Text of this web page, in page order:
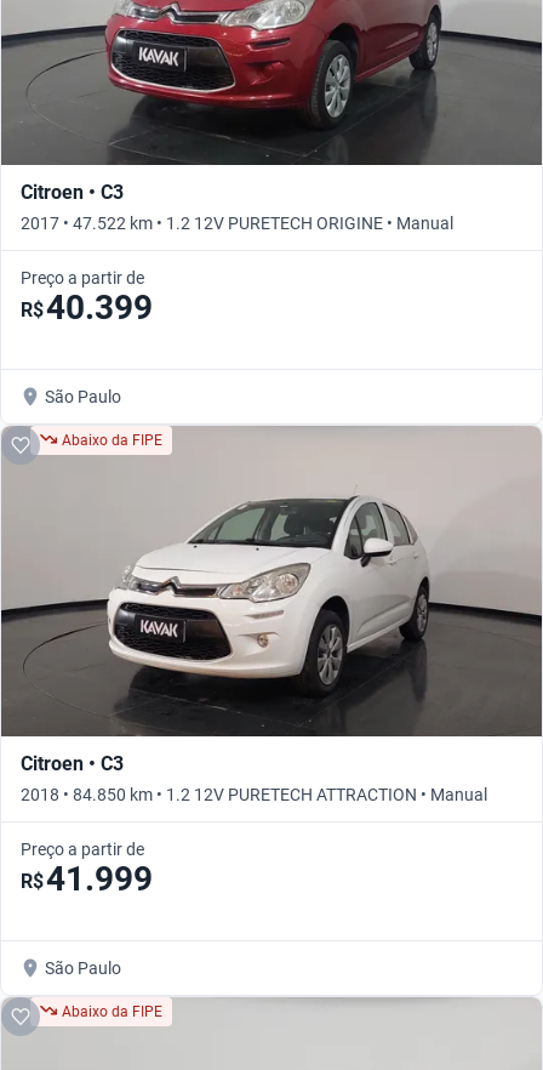
Citroen • C3
2017 • 47.522 km • 1.2 12V PURETECH ORIGINE • Manual
Preço a partir de
R$40.399
São Paulo
Abaixo da FIPE
Citroen • C3
2018 • 84.850 km • 1.2 12V PURETECH ATTRACTION • Manual
Preço a partir de
R$41.999
São Paulo
Abaixo da FIPE